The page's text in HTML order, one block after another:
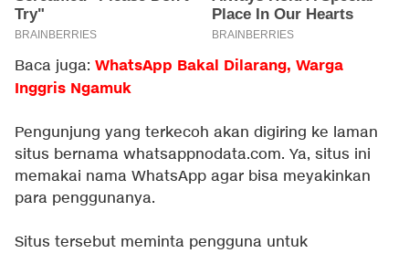
Baca juga: WhatsApp Bakal Dilarang, Warga
Inggris Ngamuk
Pengunjung yang terkecoh akan digiring ke laman
situs bernama whatsappnodata.com. Ya, situs ini
memakai nama WhatsApp agar bisa meyakinkan
para penggunanya.
Situs tersebut meminta pengguna untuk